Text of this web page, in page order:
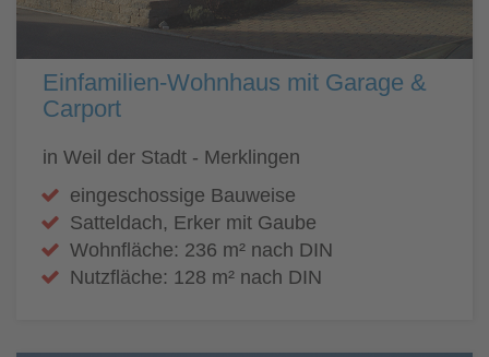
Einfamilien-Wohnhaus mit Garage &
Carport
in Weil der Stadt - Merklingen
eingeschossige Bauweise
Satteldach, Erker mit Gaube
Wohnfläche: 236 m² nach DIN
Nutzfläche: 128 m² nach DIN